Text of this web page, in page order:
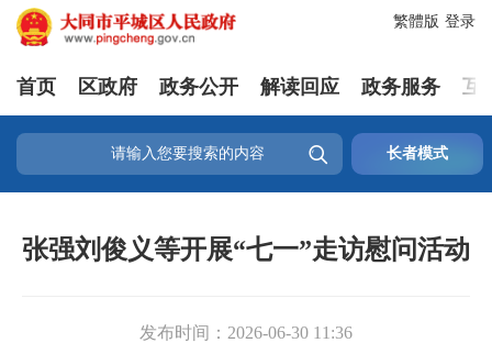
登录
繁體版
首页 区政府 政务公开 解读回应 政务服务 互
 长者模式
张强刘俊义等开展“七一”走访慰问活动
发布时间： 2026-06-30 11:36